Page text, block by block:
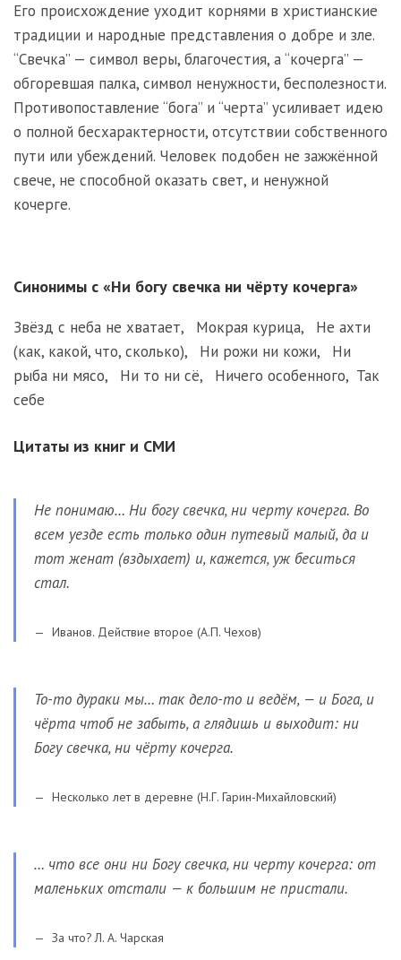
Его происхождение уходит корнями в христианские
традиции и народные представления о добре и зле.
“Свечка” — символ веры, благочестия, а “кочерга” —
обгоревшая палка, символ ненужности, бесполезности.
Противопоставление “бога” и “черта” усиливает идею
о полной бесхарактерности, отсутствии собственного
пути или убеждений. Человек подобен не зажжённой
свече, не способной оказать свет, и ненужной
кочерге.
Синонимы с «Ни богу свечка ни чёрту кочерга»
Звёзд с неба не хватает, Мокрая курица, Не ахти
(как, какой, что, сколько), Ни рожи ни кожи, Ни
рыба ни мясо, Ни то ни сё, Ничего особенного, Так
себе
Цитаты из книг и СМИ
Не понимаю… Ни богу свечка, ни черту кочерга. Во
всем уезде есть только один путевый малый, да и
тот женат (вздыхает) и, кажется, уж беситься
стал.
Иванов. Действие второе (А.П. Чехов)
То-то дураки мы… так дело-то и ведём, — и Бога, и
чёрта чтоб не забыть, а глядишь и выходит: ни
Богу свечка, ни чёрту кочерга.
Несколько лет в деревне (Н.Г. Гарин-Михайловский)
… что все они ни Богу свечка, ни черту кочерга: от
маленьких отстали — к большим не пристали.
За что? Л. А. Чарская